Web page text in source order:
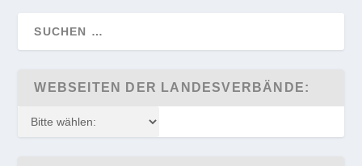
WEBSEITEN DER LANDESVERBÄNDE: